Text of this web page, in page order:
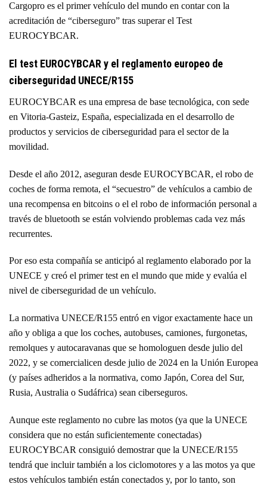
Cargopro es el primer vehículo del mundo en contar con la
acreditación de “ciberseguro” tras superar el Test
EUROCYBCAR.
El test EUROCYBCAR y el reglamento europeo de
ciberseguridad UNECE/R155
EUROCYBCAR es una empresa de base tecnológica, con sede
en Vitoria-Gasteiz, España, especializada en el desarrollo de
productos y servicios de ciberseguridad para el sector de la
movilidad.
Desde el año 2012, aseguran desde EUROCYBCAR, el robo de
coches de forma remota, el “secuestro” de vehículos a cambio de
una recompensa en bitcoins o el el robo de información personal a
través de bluetooth se están volviendo problemas cada vez más
recurrentes.
Por eso esta compañía se anticipó al reglamento elaborado por la
UNECE y creó el primer test en el mundo que mide y evalúa el
nivel de ciberseguridad de un vehículo.
La normativa UNECE/R155 entró en vigor exactamente hace un
año y obliga a que los coches, autobuses, camiones, furgonetas,
remolques y autocaravanas que se homologuen desde julio del
2022, y se comercialicen desde julio de 2024 en la Unión Europea
(y países adheridos a la normativa, como Japón, Corea del Sur,
Rusia, Australia o Sudáfrica) sean ciberseguros.
Aunque este reglamento no cubre las motos (ya que la UNECE
considera que no están suficientemente conectadas)
EUROCYBCAR consiguió demostrar que la UNECE/R155
tendrá que incluir también a los ciclomotores y a las motos ya que
estos vehículos también están conectados y, por lo tanto, son